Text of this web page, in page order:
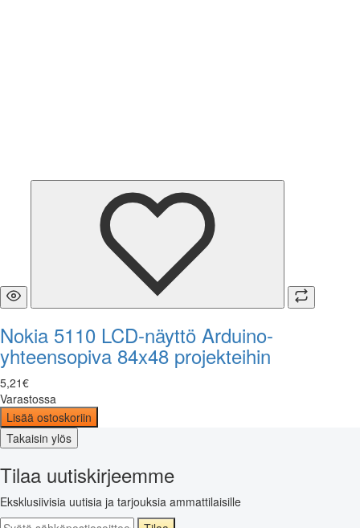
Nokia 5110 LCD-näyttö Arduino-
yhteensopiva 84x48 projekteihin
5,21€
Varastossa
Lisää ostoskoriin
Takaisin ylös
Tilaa uutiskirjeemme
Eksklusiivisia uutisia ja tarjouksia ammattilaisille